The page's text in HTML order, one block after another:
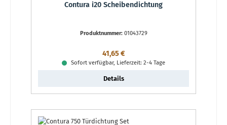
Contura i20 Scheibendichtung
Produktnummer: 01043729
Regulärer Preis:
41,65 €
Sofort verfügbar, Lieferzeit: 2-4 Tage
Details